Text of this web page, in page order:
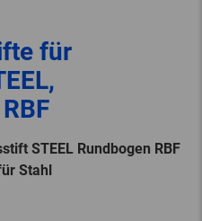
für
STEEL Rundbogen RBF
Stahl